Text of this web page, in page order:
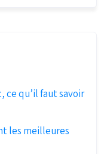
ce qu’il faut savoir
les meilleures